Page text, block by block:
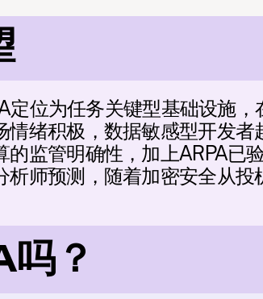
位为任务关键型基础设施
绪积极，数据敏感型开发者
监管明确性，加上ARPA已
师预测，随着加密安全从投
？